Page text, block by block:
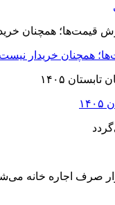
همچنان خریدار